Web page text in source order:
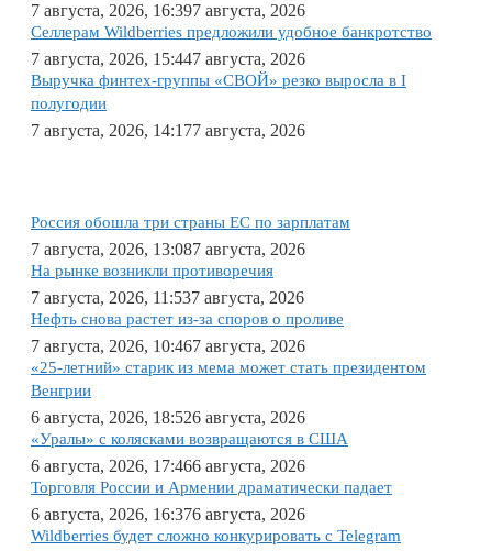
7 августа, 2026, 16:397 августа, 2026
Селлерам Wildberries предложили удобное банкротство
7 августа, 2026, 15:447 августа, 2026
Выручка финтех-группы «СВОЙ» резко выросла в I
полугодии
7 августа, 2026, 14:177 августа, 2026
Россия обошла три страны ЕС по зарплатам
7 августа, 2026, 13:087 августа, 2026
На рынке возникли противоречия
7 августа, 2026, 11:537 августа, 2026
Нефть снова растет из-за споров о проливе
7 августа, 2026, 10:467 августа, 2026
«25-летний» старик из мема может стать президентом
Венгрии
6 августа, 2026, 18:526 августа, 2026
«Уралы» с колясками возвращаются в США
6 августа, 2026, 17:466 августа, 2026
Торговля России и Армении драматически падает
6 августа, 2026, 16:376 августа, 2026
Wildberries будет сложно конкурировать с Telegram